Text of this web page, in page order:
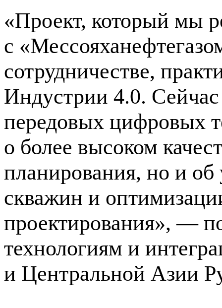
«Проект, который мы
с
сотрудничестве,
Индустрии 4.0.
передовых цифровых
о более высоком
планирования, но и об
скважин и
проектирования», —
технологиям и
и Центральной Азии